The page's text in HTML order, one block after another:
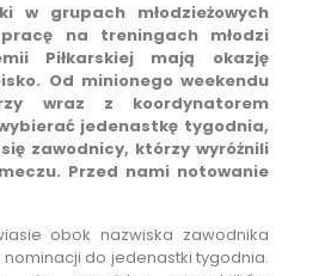
w grupach młodzieżowych
pracę na treningach młodzi
Piłkarskiej mają okazję
Od minionego weekendu
wraz z koordynatorem
jedenastkę tygodnia,
zawodnicy, którzy wyróżnili
Przed nami notowanie
obok nazwiska zawodnika
nominacji do jedenastki tygodnia.